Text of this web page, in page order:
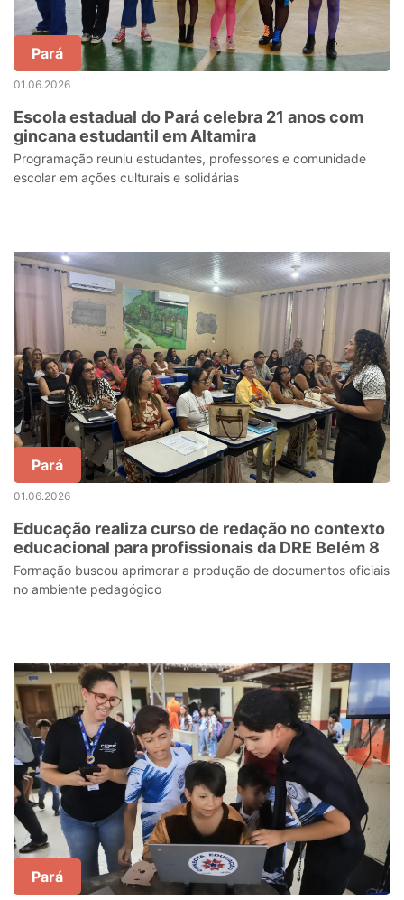
Pará
01.06.2026
Escola estadual do Pará celebra 21 anos com
gincana estudantil em Altamira
Programação reuniu estudantes, professores e comunidade
escolar em ações culturais e solidárias
Pará
01.06.2026
Educação realiza curso de redação no contexto
educacional para profissionais da DRE Belém 8
Formação buscou aprimorar a produção de documentos oficiais
no ambiente pedagógico
Pará